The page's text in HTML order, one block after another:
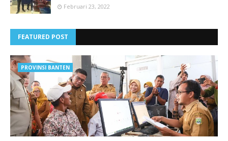
Februari 23, 2022
FEATURED POST
PROVINSI BANTEN